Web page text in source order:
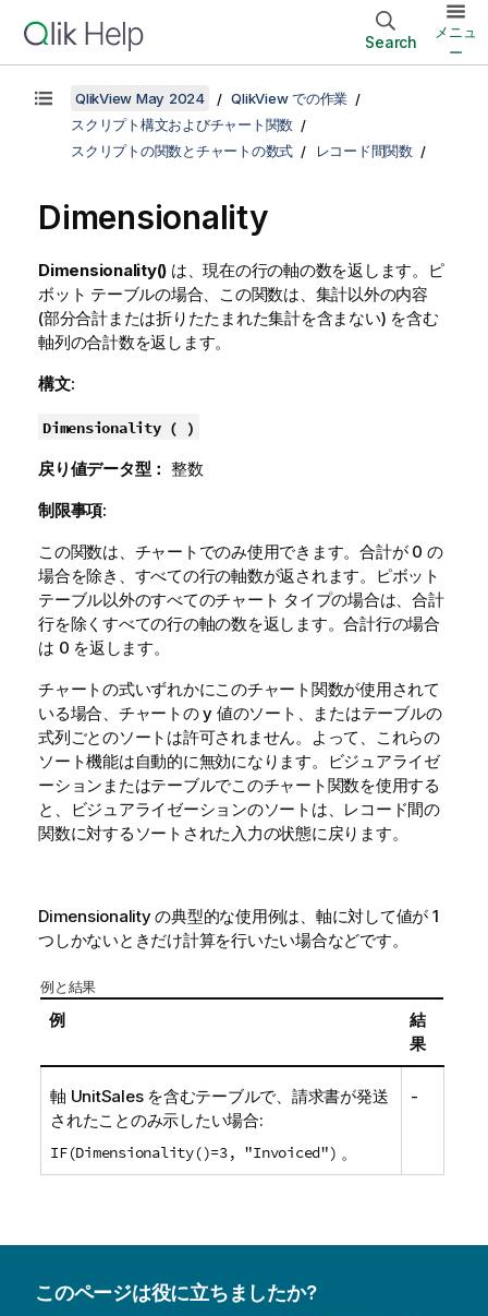
Search
メニュ
ー
QlikView May 2024
QlikView での作業
スクリプト構文およびチャート関数
スクリプトの関数とチャートの数式
レコード間関数
Dimensionality
Dimensionality() は、現在の行の軸の数を返します。ピ
ボット テーブルの場合、この関数は、集計以外の内容
(部分合計または折りたたまれた集計を含まない) を含む
軸列の合計数を返します。
構文:
Dimensionality ( )
戻り値データ型： 整数
制限事項:
この関数は、チャートでのみ使用できます。合計が 0 の
場合を除き、すべての行の軸数が返されます。ピボット
テーブル以外のすべてのチャート タイプの場合は、合計
行を除くすべての行の軸の数を返します。合計行の場合
は 0 を返します。
チャートの式いずれかにこのチャート関数が使用されて
いる場合、チャートの y 値のソート、またはテーブルの
式列ごとのソートは許可されません。よって、これらの
ソート機能は自動的に無効になります。ビジュアライゼ
ーションまたはテーブルでこのチャート関数を使用する
と、ビジュアライゼーションのソートは、レコード間の
関数に対するソートされた入力の状態に戻ります。
Dimensionality の典型的な使用例は、軸に対して値が 1
つしかないときだけ計算を行いたい場合などです。
例と結果
例
結
果
軸 UnitSalesを含むテーブルで、請求書が発送
されたことのみ示したい場合:
IF(Dimensionality()=3, "Invoiced") 。
-
このページは役に立ちましたか?